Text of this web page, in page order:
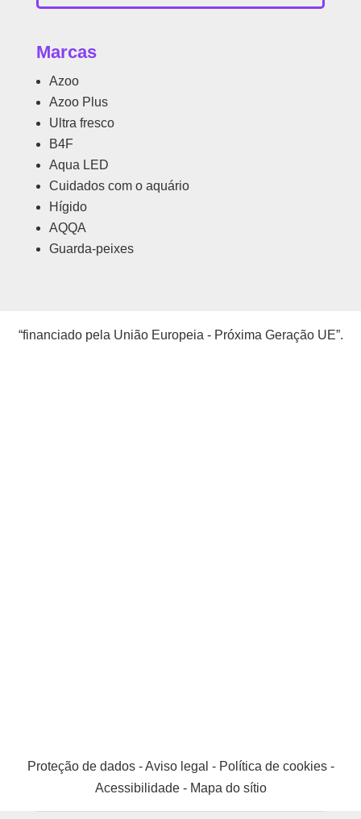
Marcas
Azoo
Azoo Plus
Ultra fresco
B4F
Aqua LED
Cuidados com o aquário
Hígido
AQQA
Guarda-peixes
“financiado pela União Europeia - Próxima Geração UE”.
Proteção de dados-Aviso legal - Política de cookies-
Acessibilidade- Mapa do sítio